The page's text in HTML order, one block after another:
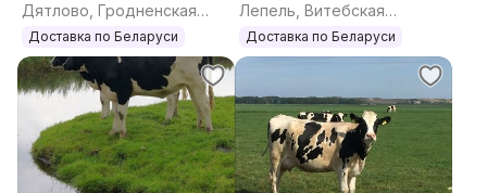
Дятлово, Гродненская
область
Доставка по Беларуси
Лепель, Витебская
область
Доставка по Беларуси